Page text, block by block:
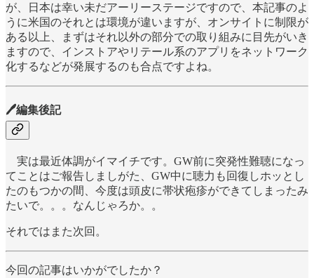
が、日本は幸い未だアーリーステージですので、本記事のよ
うに米国のそれとは環境が違いますが、オンサイトに制限が
ある以上、まずはそれ以外の部分での取り組みに目先がいき
ますので、インストアやリテール系のアプリをネットワーク
化するなどが発展するのも合点ですよね。
🖊編集後記
実は最近体調がイマイチです。GW前に突発性難聴になっ
てことはご報告しましがた、GW中に聴力も回復しホッとし
たのもつかの間、今度は頭皮に帯状疱疹ができてしまったみ
たいで。。。なんじゃろか。。
それではまた次回。
今回の記事はいかがでしたか？